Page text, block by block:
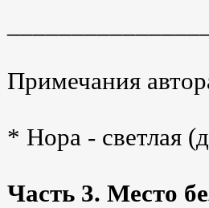
Примечания
* Нора - светлая
Часть 3. Место